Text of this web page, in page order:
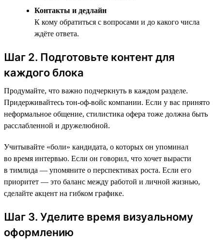
Контакты и дедлайн
К кому обратиться с вопросами и до какого числа
ждёте ответа.
Шаг 2. Подготовьте контент для
каждого блока
Продумайте, что важно подчеркнуть в каждом разделе.
Придерживайтесь тон-оф-войс компании. Если у вас принято
неформальное общение, стилистика офера тоже должна быть
расслабленной и дружелюбной.
Учитывайте «боли» кандидата, о которых он упоминал
во время интервью. Если он говорил, что хочет вырасти
в тимлида — упомяните о перспективах роста. Если его
приоритет — это баланс между работой и личной жизнью,
сделайте акцент на гибком графике.
Шаг 3. Уделите время визуальному
оформлению